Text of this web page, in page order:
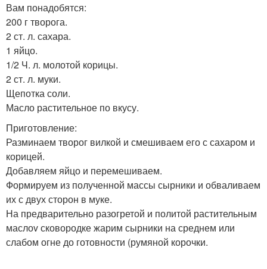
Вам понадобятся:
200 г творога.
2 ст. л. сахара.
1 яйцо.
1/2 Ч. л. молотой корицы.
2 ст. л. муки.
Щепотка соли.
Масло растительное по вкусу.
Приготовление:
Разминаем творог вилкой и смешиваем его с сахаром и
корицей.
Добавляем яйцо и перемешиваем.
Формируем из полученной массы сырники и обваливаем
их с двух сторон в муке.
На предварительно разогретой и политой растительным
маслоv сковородке жарим сырники на среднем или
слабом огне до готовности (румяной корочки.